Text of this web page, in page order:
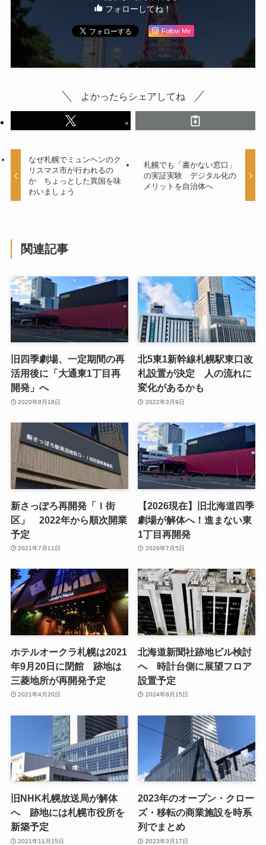
フォローしてね！
Follow Me
よかったらシェアしてね
なぜ札幌でミュンヘンのク
リスマス市が行われるの
か ちょっとした異国を味
わいましょう
札幌でも「書かない窓口」
の実証実験 デジタル化の
メリットを自治体へ
関連記事
旧四季劇場、一定期間の再
活用後に「大通東1丁目再
開発」へ
2020年8月18日
北5東1新幹線札幌駅東口改
札設置が決定 人の流れに
変化があるかも
2022年3月9日
新さっぽろ再開発「Ｉ街
区」 2022年から順次開業
予定
2021年7月11日
【2026現在】旧北海道四季
劇場が解体へ！進まない東
1丁目再開発
2026年7月5日
ホテルオークラ札幌は2021
年9月20日に閉館 跡地は
三菱地所が再開発予定
2021年4月20日
北海道新聞社跡地ビル検討
へ 時計台側に展望フロア
設置予定
2024年8月15日
旧NHK札幌放送局が解体
へ 跡地には札幌市役所を
新築予定
2021年11月15日
2023年のオープン・クロー
ズ・移転の商業施設を時系
列でまとめ
2023年3月17日